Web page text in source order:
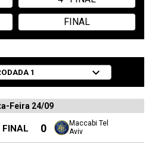
FINAL
1
Feira 24/09
FINAL 0
Maccabi Tel
Aviv